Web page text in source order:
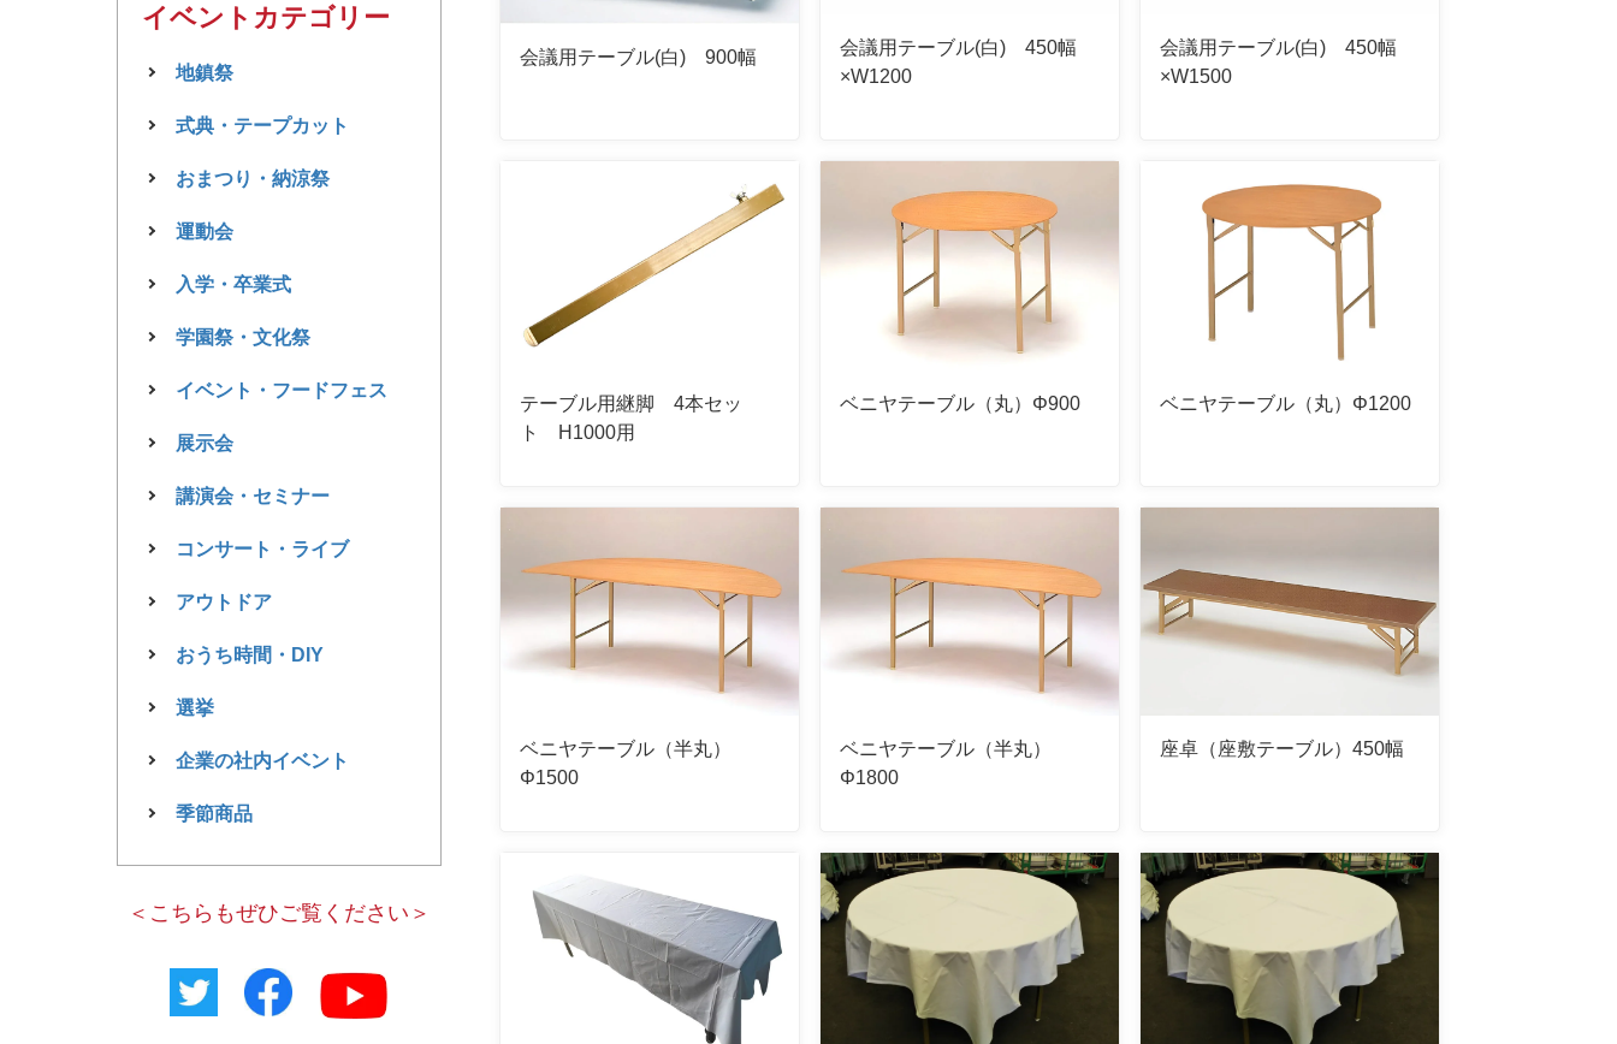
会議用テーブル(白) 900幅
会議用テーブル(白) 450幅
×W1200
会議用テーブル(白) 450幅
×W1500
テーブル用継脚 4本セッ
ト H1000用
ベニヤテーブル（丸）Φ900 ベニヤテーブル（丸）Φ1200
ベニヤテーブル（半丸）
Φ1500
ベニヤテーブル（半丸）
Φ1800
座卓（座敷テーブル）450幅
イベントカテゴリー
地鎮祭
式典・テープカット
おまつり・納涼祭
運動会
入学・卒業式
学園祭・文化祭
イベント・フードフェス
展示会
講演会・セミナー
コンサート・ライブ
アウトドア
おうち時間・DIY
選挙
企業の社内イベント
季節商品
＜こちらもぜひご覧ください＞